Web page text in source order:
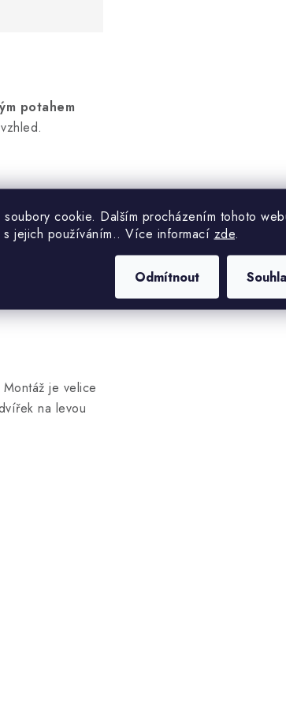
cookie. Dalším procházením tohoto
s jejich používáním.. Více informací zde.
Odmítnout
potahem
měřících
Můžeme je
napomáhá
je velice
na levou